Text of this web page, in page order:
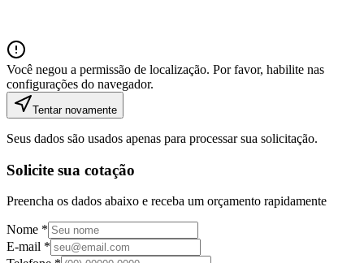
Você negou a permissão de localização. Por favor, habilite nas
configurações do navegador.
Tentar novamente
Seus dados são usados apenas para processar sua solicitação.
Solicite sua cotação
Preencha os dados abaixo e receba um orçamento rapidamente
Nome *
E-mail *